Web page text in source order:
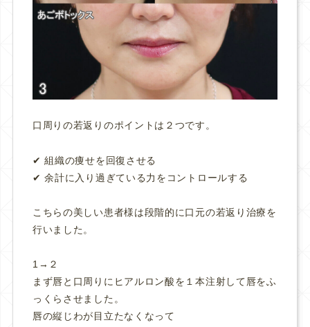
口周りの若返りのポイントは２つです。
✔︎ 組織の痩せを回復させる
✔︎ 余計に入り過ぎている力をコントロールする
こちらの美しい患者様は段階的に口元の若返り治療を
行いました。
1→２
まず唇と口周りにヒアルロン酸を１本注射して唇をふ
っくらさせました。
唇の縦じわが目立たなくなって